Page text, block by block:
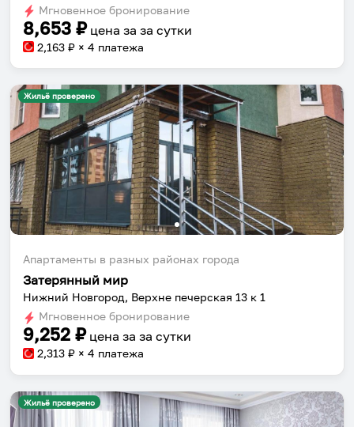
changing
dates.
changing
dates.
Мгновенное бронирование
8,653 ₽ цена за за сутки
2,163 ₽ × 4 платежа
Жильё проверено
Апартаменты в разных районах города
Затерянный мир
Нижний Новгород, Верхне печерская 13 к 1
Мгновенное бронирование
9,252 ₽ цена за за сутки
2,313 ₽ × 4 платежа
Жильё проверено